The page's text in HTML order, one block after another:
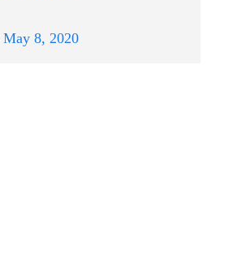
May 8, 2020